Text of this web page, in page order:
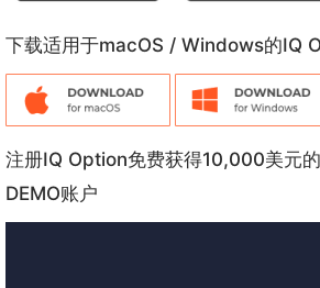
下载适用于macOS / Windows的IQ
注册IQ Option免费获得10,000美元的
DEMO账户